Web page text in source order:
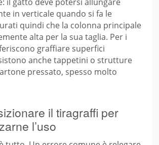
in verticale quando si fa le
quindi che la colonna principale
alta per la sua taglia. Per i
graffiare superfici
anche tappetini o strutture
pressato, spesso molto
il tiragraffi per
l’uso